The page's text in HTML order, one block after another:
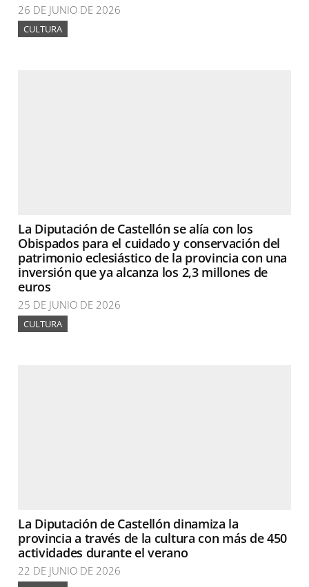
26 DE JUNIO DE 2026
CULTURA
La Diputación de Castellón se alía con los
Obispados para el cuidado y conservación del
patrimonio eclesiástico de la provincia con una
inversión que ya alcanza los 2,3 millones de
euros
25 DE JUNIO DE 2026
CULTURA
La Diputación de Castellón dinamiza la
provincia a través de la cultura con más de 450
actividades durante el verano
22 DE JUNIO DE 2026